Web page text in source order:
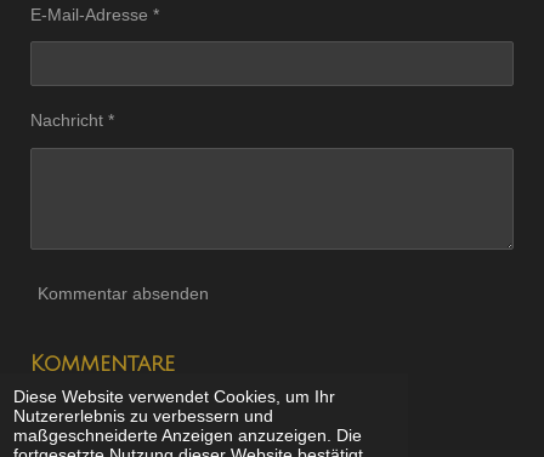
Diese Website verwendet Cookies, um Ihr
Nutzererlebnis zu verbessern und
maßgeschneiderte Anzeigen anzuzeigen. Die
E-Mail-Adresse *
Nachricht *
Kommentar absenden
Kommentare
Es gibt noch keine Kommentare.